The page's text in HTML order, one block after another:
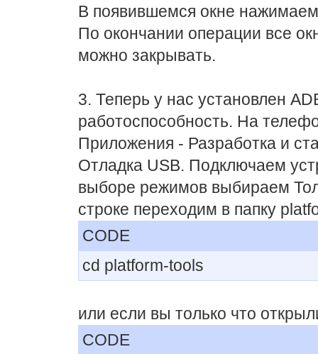
В появившемся окне
По окончании операции все
можно закрывать.
3. Теперь у нас установлен
работоспособность. На
Приложения - Разработка и
Отладка USB. Подключаем
выборе режимов выбираем
строке переходим в папку
CODE
cd platform-tools
или если вы только что
CODE